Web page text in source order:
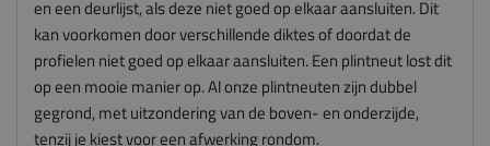
gegrond, met uitzondering van de boven- en onderzijde,
tenzij je kiest voor een afwerking rondom.
Kies altijd een plintneut die hoger is dan de plint en breder
is dan de architraaf. De plintneut sluit anders niet mooi aan